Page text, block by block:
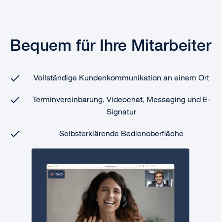
Bequem für Ihre Mitarbeiter
Vollständige Kundenkommunikation an einem Ort
Terminvereinbarung, Videochat, Messaging und E-
Signatur
Selbsterklärende Bedienoberfläche